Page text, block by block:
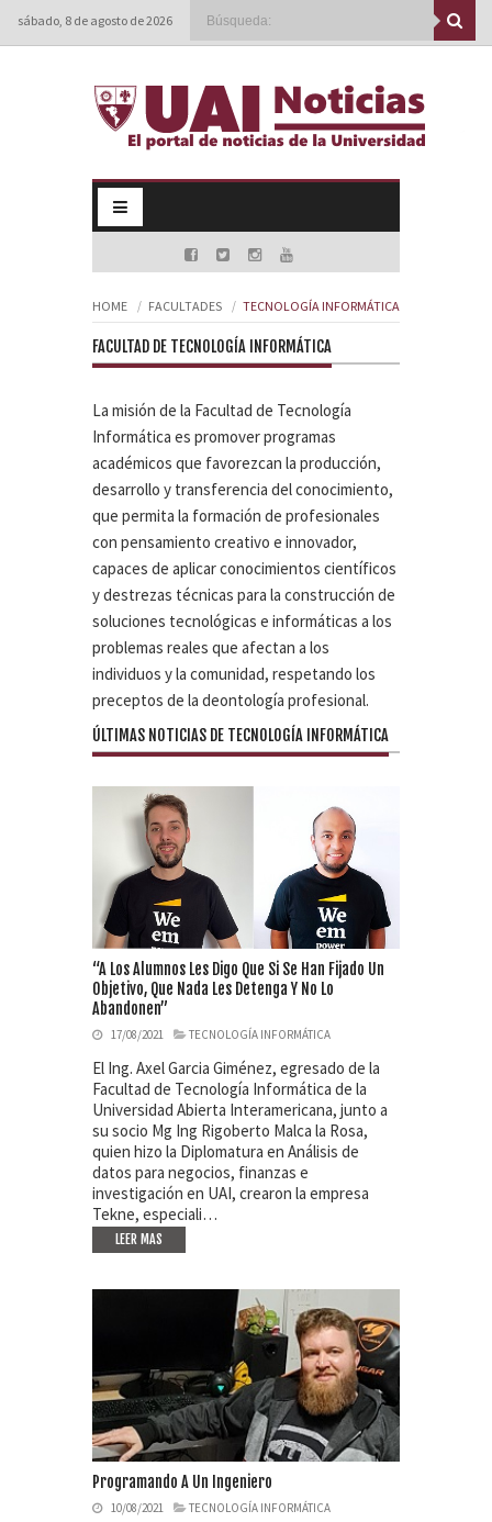
sábado, 8 de agosto de 2026
HOME FACULTADES TECNOLOGÍA INFORMÁTICA
FACULTAD DE TECNOLOGÍA INFORMÁTICA
La misión de la Facultad de Tecnología
Informática es promover programas
académicos que favorezcan la producción,
desarrollo y transferencia del conocimiento,
que permita la formación de profesionales
con pensamiento creativo e innovador,
capaces de aplicar conocimientos científicos
y destrezas técnicas para la construcción de
soluciones tecnológicas e informáticas a los
problemas reales que afectan a los
individuos y la comunidad, respetando los
preceptos de la deontología profesional.
ÚLTIMAS NOTICIAS DE TECNOLOGÍA INFORMÁTICA
“A Los Alumnos Les Digo Que Si Se Han Fijado Un
Objetivo, Que Nada Les Detenga Y No Lo
Abandonen”
17/08/2021 TECNOLOGÍA INFORMÁTICA
El Ing. Axel Garcia Giménez, egresado de la
Facultad de Tecnología Informática de la
Universidad Abierta Interamericana, junto a
su socio Mg Ing Rigoberto Malca la Rosa,
quien hizo la Diplomatura en Análisis de
datos para negocios, finanzas e
investigación en UAI, crearon la empresa
Tekne, especiali…
LEER MAS
Programando A Un Ingeniero
10/08/2021 TECNOLOGÍA INFORMÁTICA